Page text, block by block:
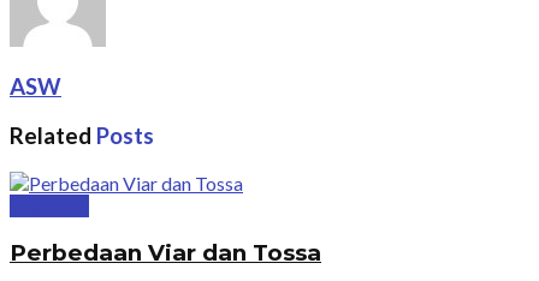
ASW
Related Posts
Perbedaan Viar dan Tossa